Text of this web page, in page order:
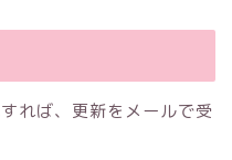
れば、更新をメールで受